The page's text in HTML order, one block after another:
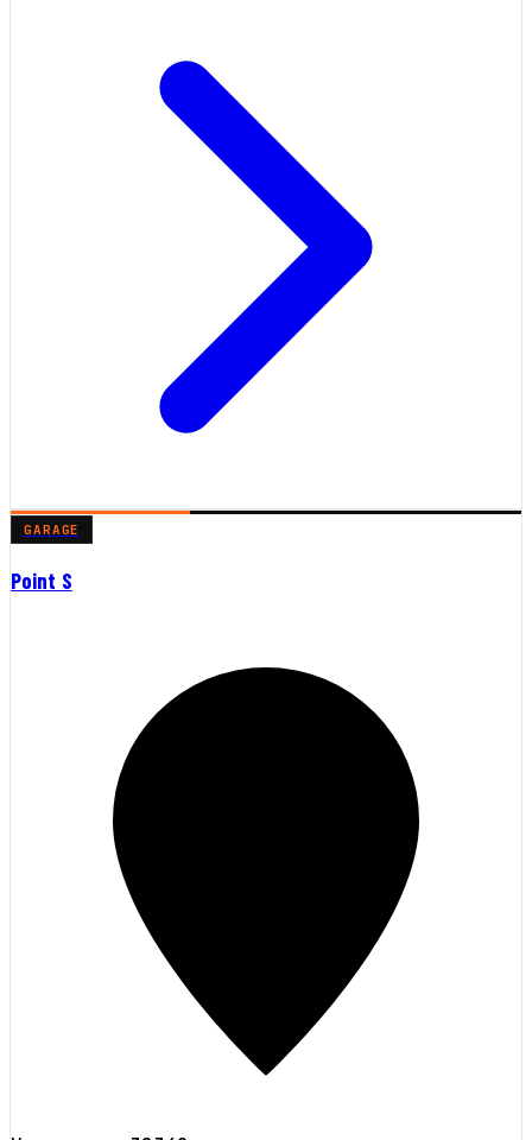
GARAGE
Point S